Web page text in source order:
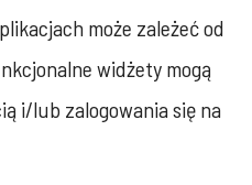
może zależeć od
widżety mogą
i/lub zalogowania się na